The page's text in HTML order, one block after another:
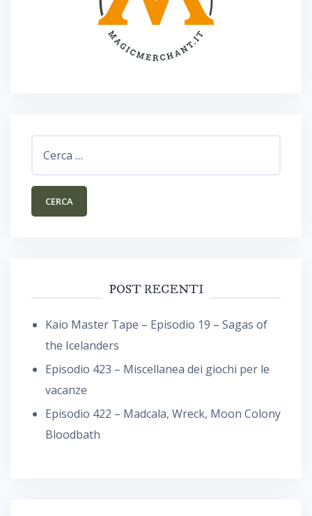
POST RECENTI
Kaio Master Tape – Episodio 19 – Sagas of
the Icelanders
Episodio 423 – Miscellanea dei giochi per le
vacanze
Episodio 422 – Madcala, Wreck, Moon Colony
Bloodbath